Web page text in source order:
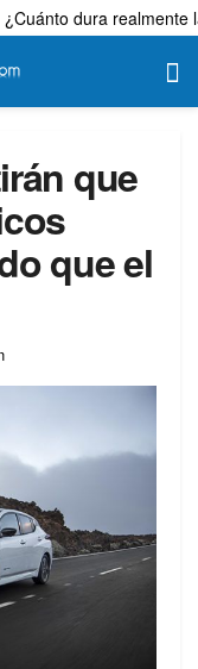
¿Cuánto dura realmente
que
que el